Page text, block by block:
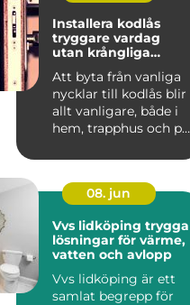
Installera kodlås
tryggare vardag
utan krångliga
Att byta från vanliga
nycklar till kodlås blir
allt vanligare, både i
hem, trapphus och på
08. jun
Vvs lidköping trygga
lösningar för värme,
vatten och avlopp
Vvs lidköping är ett
samlat begrepp för